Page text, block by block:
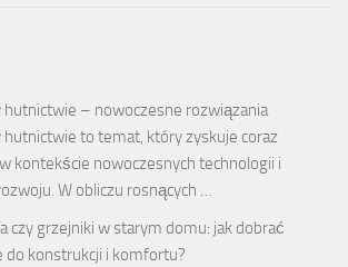
hutnictwie – nowoczesne rozwiązania
hutnictwie to temat, który zyskuje coraz
kontekście nowoczesnych technologii i
W obliczu rosnących …
czy grzejniki w starym domu: jak dobrać
do konstrukcji i komfortu?